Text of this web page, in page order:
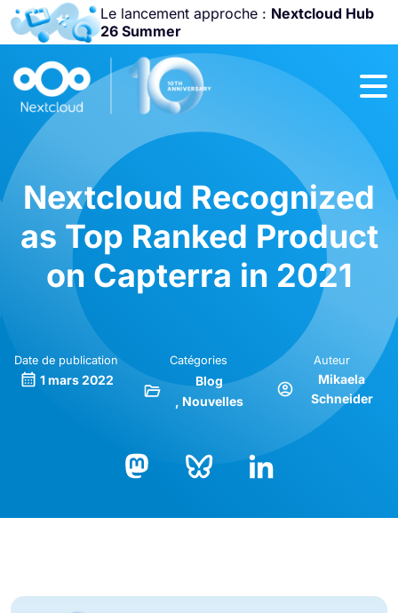
Le lancement approche : Nextcloud Hub
26 Summer
Rejoignez-nous
Community
Conference
Nextcloud Recognized
as Top Ranked Product
on Capterra in 2021
Date de publication
1 mars 2022
Catégories
Blog
Nouvelles
Auteur
Mikaela
Schneider